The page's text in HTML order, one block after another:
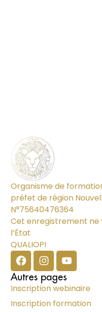
Organisme de
préfet de région
N°75640476364
Cet enregistrement
l’État
QUALIOPI
Autres pages
Inscription webinaire
Inscription formation